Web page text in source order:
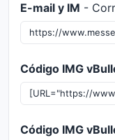
E-mail y IM -
Código IMG
Código IMG